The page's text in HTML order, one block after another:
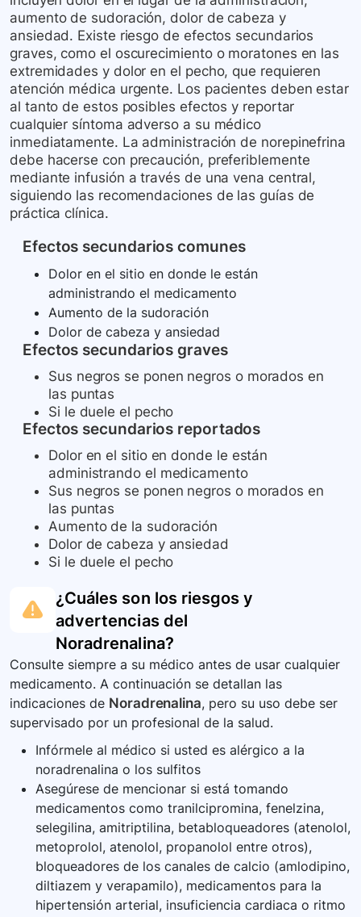
aumento de sudoración, dolor de cabeza y
ansiedad. Existe riesgo de efectos secundarios
graves, como el oscurecimiento o moratones en las
extremidades y dolor en el pecho, que requieren
atención médica urgente. Los pacientes deben estar
al tanto de estos posibles efectos y reportar
cualquier síntoma adverso a su médico
inmediatamente. La administración de norepinefrina
debe hacerse con precaución, preferiblemente
mediante infusión a través de una vena central,
siguiendo las recomendaciones de las guías de
práctica clínica.
Efectos secundarios comunes
Dolor en el sitio en donde le están
administrando el medicamento
Aumento de la sudoración
Dolor de cabeza y ansiedad
Efectos secundarios graves
Sus negros se ponen negros o morados en
las puntas
Si le duele el pecho
Efectos secundarios reportados
Dolor en el sitio en donde le están
administrando el medicamento
Sus negros se ponen negros o morados en
las puntas
Aumento de la sudoración
Dolor de cabeza y ansiedad
Si le duele el pecho
¿Cuáles son los riesgos y
advertencias del
Noradrenalina?
Consulte siempre a su médico antes de usar cualquier
medicamento. A continuación se detallan las
indicaciones de Noradrenalina, pero su uso debe ser
supervisado por un profesional de la salud.
Infórmele al médico si usted es alérgico a la
noradrenalina o los sulfitos
Asegúrese de mencionar si está tomando
medicamentos como tranilcipromina, fenelzina,
selegilina, amitriptilina, betabloqueadores (atenolol,
metoprolol, atenolol, propanolol entre otros),
bloqueadores de los canales de calcio (amlodipino,
diltiazem y verapamilo), medicamentos para la
hipertensión arterial, insuficiencia cardiaca o ritmo